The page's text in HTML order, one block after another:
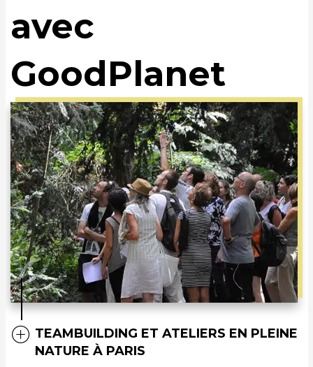
avec
GoodPlanet
TEAMBUILDING ET ATELIERS EN PLEINE
NATURE À PARIS